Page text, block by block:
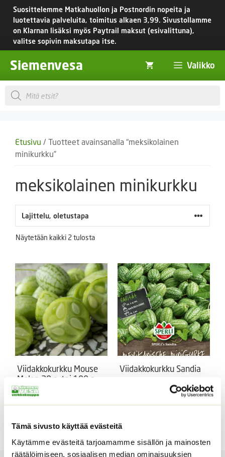
Tämä sivusto käyttää evästeitä
Käytämme evästeitä tarjoamamme sisällön ja mainosten
räätälöimiseen, sosiaalisen median ominaisuuksien
Siirry
sisältöön
Suosittelemme Matkahuollon ja Postnordin nopeita ja
luotettavia palveluita, toimitus alkaen 3,99. Sivustollamme
on Klarnan lisäksi myös Paytrail maksut (esivalittuna),
valitse sopivin maksutapa itse.
Siemenvesa Valikko
Products
search
Etusivu / Tuotteet avainsanalla “meksikolainen
minikurkku”
meksikolainen minikurkku
Näytetään kaikki 2 tulosta
Viidakkokurkku Mouse
Melon 20 s. tai 100 s.
Melothria scabra.
Eksoottinen erikoisuus.
3,95 €
-
10,90 €
arvonlisäveron
Viidakkokurkku Sandia
Melothria scabra.
Eksoottinen erikoisuus.